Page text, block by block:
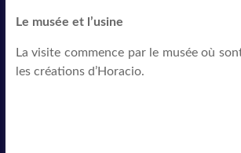
Le musée et l’usine
La visite commence par le musée où
les créations d’Horacio.